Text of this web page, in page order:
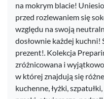
na mokrym blacie!
przed rozlewaniem się
względu na swoją
dosłownie każdej kuchni!
prezent!. Kolekcja
zróżnicowana i
w której znajdują się
kuchenne, łyżki,